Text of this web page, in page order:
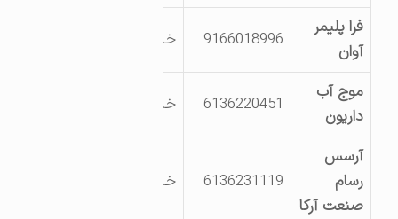
فرا پلیمر
9166018996 خیابان صنعت 9
موج آب
داریون
6136220451 خیابان صنعت 4
آرسس
رسام
صنعت آرکا
6136231119 خیابان صنعت 7